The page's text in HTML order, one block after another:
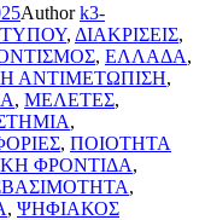
Authork3-
ΤΥΠΟΥ, ΔΙΑΚΡΙΣΕΙΣ,
, ΕΛΛΑΔΑ,
ΑΝΤΙΜΕΤΩΠΙΣΗ,
, ΜΕΛΕΤΕΣ,
,
, ΠΟΙΟΤΗΤΑ
ΦΡΟΝΤΙΔΑ,
,
, ΨΗΦΙΑΚΟΣ